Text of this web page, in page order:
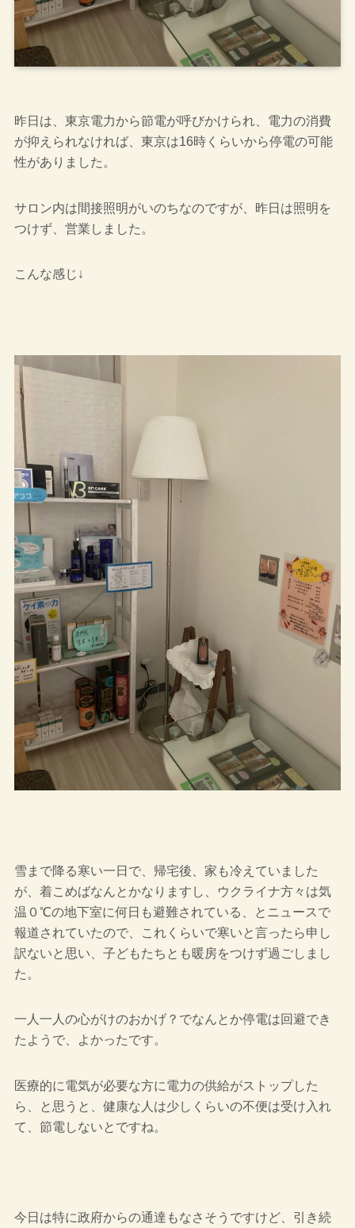
昨日は、東京電力から節電が呼びかけられ、電力の消費
が抑えられなければ、東京は16時くらいから停電の可能
性がありました。
サロン内は間接照明がいのちなのですが、昨日は照明を
つけず、営業しました。
こんな感じ↓
雪まで降る寒い一日で、帰宅後、家も冷えていました
が、着こめばなんとかなりますし、ウクライナ方々は気
温０℃の地下室に何日も避難されている、とニュースで
報道されていたので、これくらいで寒いと言ったら申し
訳ないと思い、子どもたちとも暖房をつけず過ごしまし
た。
一人一人の心がけのおかげ？でなんとか停電は回避でき
たようで、よかったです。
医療的に電気が必要な方に電力の供給がストップした
ら、と思うと、健康な人は少しくらいの不便は受け入れ
て、節電しないとですね。
今日は特に政府からの通達もなさそうですけど、引き続